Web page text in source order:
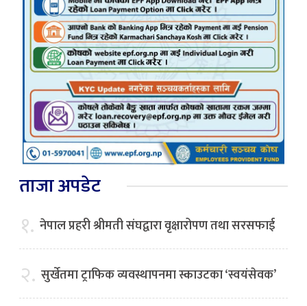
ताजा अपडेट
१. नेपाल प्रहरी श्रीमती संघद्वारा वृक्षारोपण तथा सरसफाई
२. सुर्खेतमा ट्राफिक व्यवस्थापनमा स्काउटका ‘स्वयंसेवक’